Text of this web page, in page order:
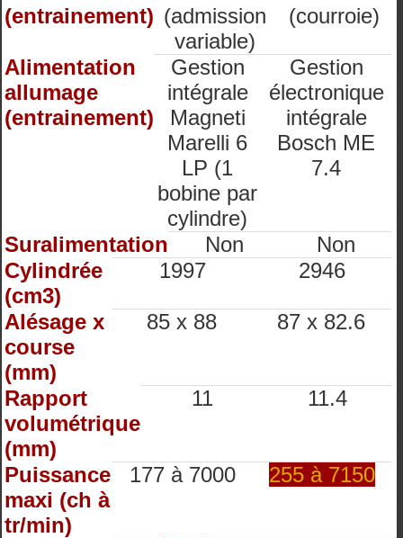
(entrainement) (admission
variable)
(courroie)
Alimentation
allumage
(entrainement)
Gestion
intégrale
Magneti
Marelli 6
LP (1
bobine par
cylindre)
Gestion
électronique
intégrale
Bosch ME
7.4
Suralimentation Non
Non
Cylindrée
(cm3)
1997 2946
Alésage x
course
(mm)
85 x 88 87 x 82.6
Rapport
volumétrique
(mm)
11 11.4
Puissance
maxi (ch à
tr/min)
177 à 7000 255 à 7150